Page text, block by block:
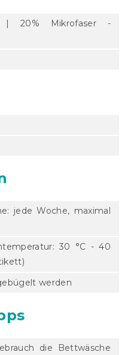
| 20% Mikrofaser -
jede Woche, maximal
30 °C - 40
werden
die Bettwäsche